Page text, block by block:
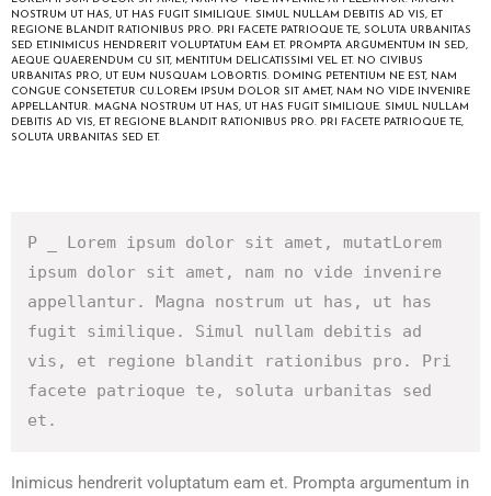
NOSTRUM UT HAS, UT HAS FUGIT SIMILIQUE. SIMUL NULLAM DEBITIS AD VIS, ET
REGIONE BLANDIT RATIONIBUS PRO. PRI FACETE PATRIOQUE TE, SOLUTA URBANITAS
SED ET.INIMICUS HENDRERIT VOLUPTATUM EAM ET. PROMPTA ARGUMENTUM IN SED,
AEQUE QUAERENDUM CU SIT, MENTITUM DELICATISSIMI VEL ET. NO CIVIBUS
URBANITAS PRO, UT EUM NUSQUAM LOBORTIS. DOMING PETENTIUM NE EST, NAM
CONGUE CONSETETUR CU.LOREM IPSUM DOLOR SIT AMET, NAM NO VIDE INVENIRE
APPELLANTUR. MAGNA NOSTRUM UT HAS, UT HAS FUGIT SIMILIQUE. SIMUL NULLAM
DEBITIS AD VIS, ET REGIONE BLANDIT RATIONIBUS PRO. PRI FACETE PATRIOQUE TE,
SOLUTA URBANITAS SED ET.
P _ Lorem ipsum dolor sit amet, mutatLorem
ipsum dolor sit amet, nam no vide invenire
appellantur. Magna nostrum ut has, ut has
fugit similique. Simul nullam debitis ad
vis, et regione blandit rationibus pro. Pri
facete patrioque te, soluta urbanitas sed
et.
Inimicus hendrerit voluptatum eam et. Prompta argumentum in